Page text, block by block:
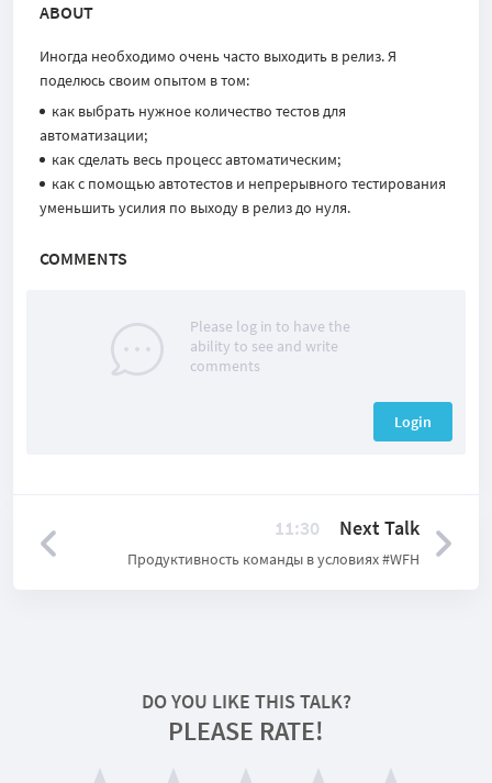
ABOUT
Иногда необходимо очень часто выходить в релиз. Я
поделюсь своим опытом в том:
как выбрать нужное количество тестов для
автоматизации;
как сделать весь процесс автоматическим;
как с помощью автотестов и непрерывного тестирования
уменьшить усилия по выходу в релиз до нуля.
COMMENTS
Please log in to have the
ability to see and write
comments
Login
11:30 Next Talk
Продуктивность команды в условиях #WFH
DO YOU LIKE THIS TALK?
PLEASE RATE!